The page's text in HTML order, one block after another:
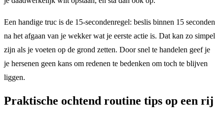
Een handige truc is de 15-secondenregel: beslis binnen 15 seconden
na het afgaan van je wekker wat je eerste actie is. Dat kan zo simpel
zijn als je voeten op de grond zetten. Door snel te handelen geef je
je hersenen geen kans om redenen te bedenken om toch te blijven
liggen.
Praktische ochtend routine tips op een rij